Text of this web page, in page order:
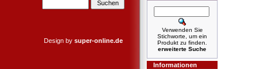
Design by super-online.de
Verwenden Sie
Stichworte, um ein
Produkt zu finden.
erweiterte Suche
Informationen